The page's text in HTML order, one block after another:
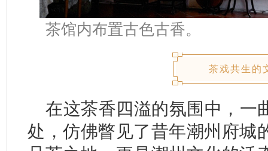
茶馆内布置古色古香。
茶戏共生的
在这茶香四溢的氛围中，一
处，仿佛瞥见了昔年潮州府城